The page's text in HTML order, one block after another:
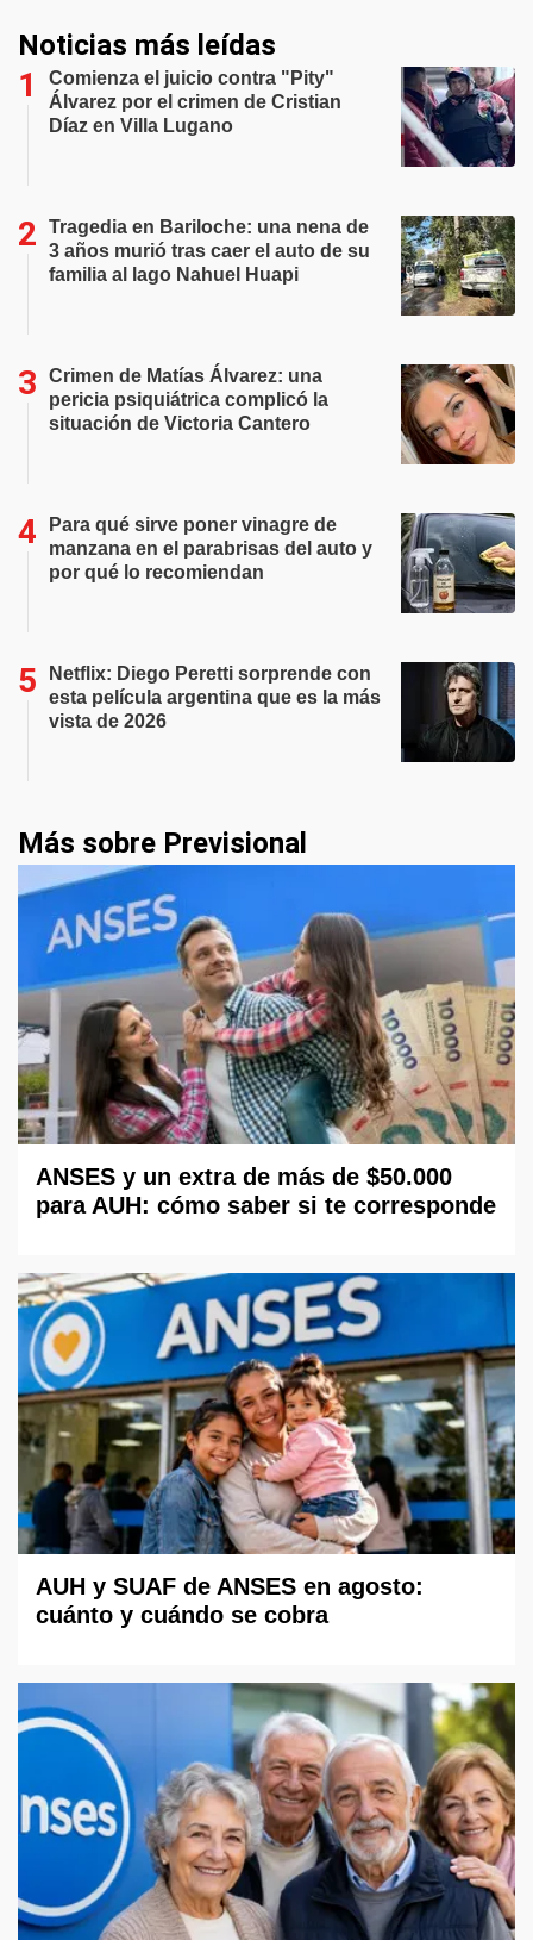
Noticias más leídas
Comienza el juicio contra "Pity"
Álvarez por el crimen de Cristian
Díaz en Villa Lugano
Tragedia en Bariloche: una nena de
3 años murió tras caer el auto de su
familia al lago Nahuel Huapi
Crimen de Matías Álvarez: una
pericia psiquiátrica complicó la
situación de Victoria Cantero
Para qué sirve poner vinagre de
manzana en el parabrisas del auto y
por qué lo recomiendan
Netflix: Diego Peretti sorprende con
esta película argentina que es la más
vista de 2026
Más sobre Previsional
ANSES y un extra de más de $50.000
para AUH: cómo saber si te corresponde
AUH y SUAF de ANSES en agosto:
cuánto y cuándo se cobra